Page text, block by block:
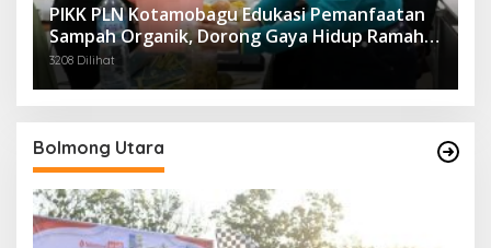
PIKK PLN Kotamobagu Edukasi Pemanfaatan
Sampah Organik, Dorong Gaya Hidup Ramah
Lingkungan
3208 Dilihat
Bolmong Utara